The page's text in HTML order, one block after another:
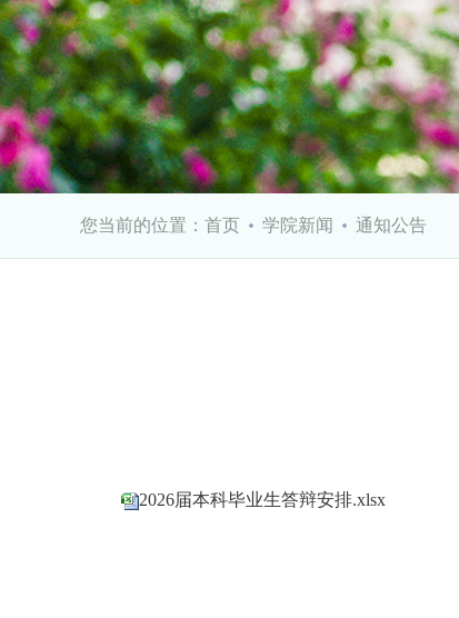
您当前的位置： 首页 学院新闻 通知公告
2026届本科毕业生答辩安排.xlsx